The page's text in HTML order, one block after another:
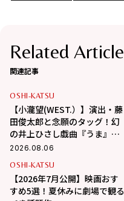
Related Article
関連記事
OSHI-KATSU
【小瀧望(WEST.）】演出・藤
田俊太郎と念願のタッグ！幻
の井上ひさし戯曲『うま』で
演じる“爽快な悪人”の魅力と
2026.08.06
OSHI-KATSU
【2026年7月公開】映画おす
すめ5選！夏休みに劇場で観る